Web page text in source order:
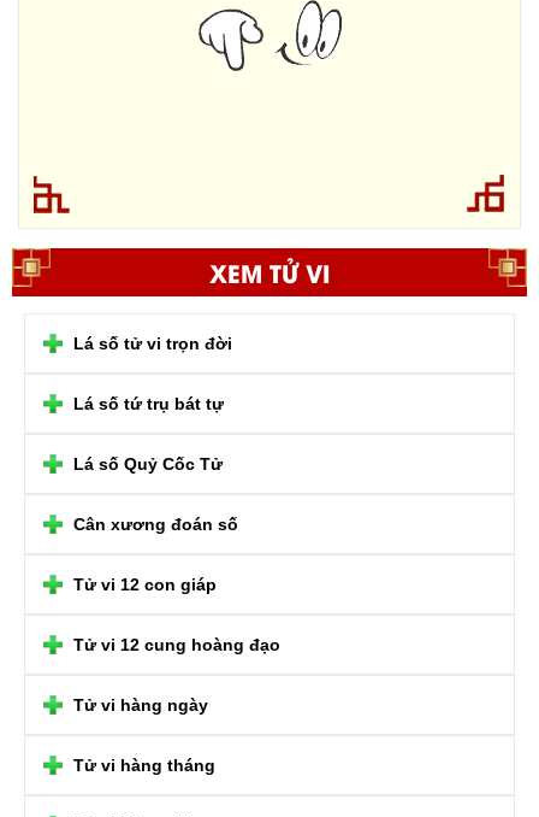
XEM TỬ VI
Lá số tử vi trọn đời
Lá số tứ trụ bát tự
Lá số Quỷ Cốc Tử
Cân xương đoán số
Tử vi 12 con giáp
Tử vi 12 cung hoàng đạo
Tử vi hàng ngày
Tử vi hàng tháng